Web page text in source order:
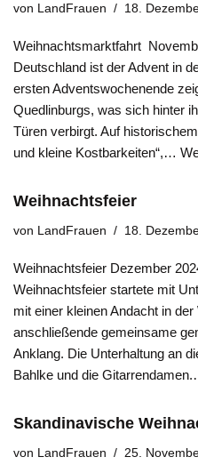
von LandFrauen 18.
Weihnachtsmarktfahrt
Deutschland ist der Advent in
ersten Adventswochenende
Quedlinburgs, was sich hinter
Türen verbirgt. Auf
und kleine Kostbarkeiten“,…
Weihnachtsfeier
von LandFrauen 18.
Weihnachtsfeier Dezember
Weihnachtsfeier startete mit
mit einer kleinen Andacht in
anschließende gemeinsame
Anklang. Die Unterhaltung an
Bahlke und die
Skandinavische
von LandFrauen 25.